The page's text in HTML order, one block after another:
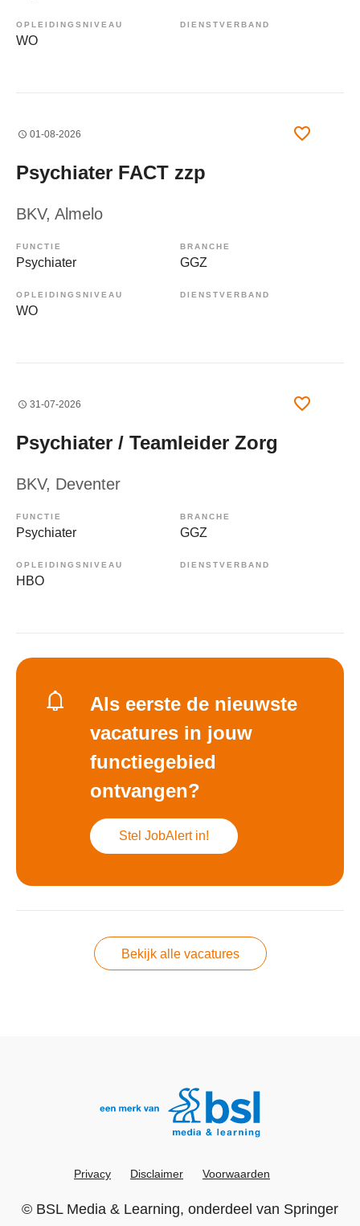
OPLEIDINGSNIVEAU
WO
DIENSTVERBAND
01-08-2026
Psychiater FACT zzp
BKV, Almelo
FUNCTIE
Psychiater
BRANCHE
GGZ
OPLEIDINGSNIVEAU
WO
DIENSTVERBAND
31-07-2026
Psychiater / Teamleider Zorg
BKV, Deventer
FUNCTIE
Psychiater
BRANCHE
GGZ
OPLEIDINGSNIVEAU
HBO
DIENSTVERBAND
Als eerste de nieuwste
vacatures in jouw
functiegebied
ontvangen?
Stel JobAlert in!
Bekijk alle vacatures
Privacy Disclaimer Voorwaarden
© BSL Media & Learning, onderdeel van Springer